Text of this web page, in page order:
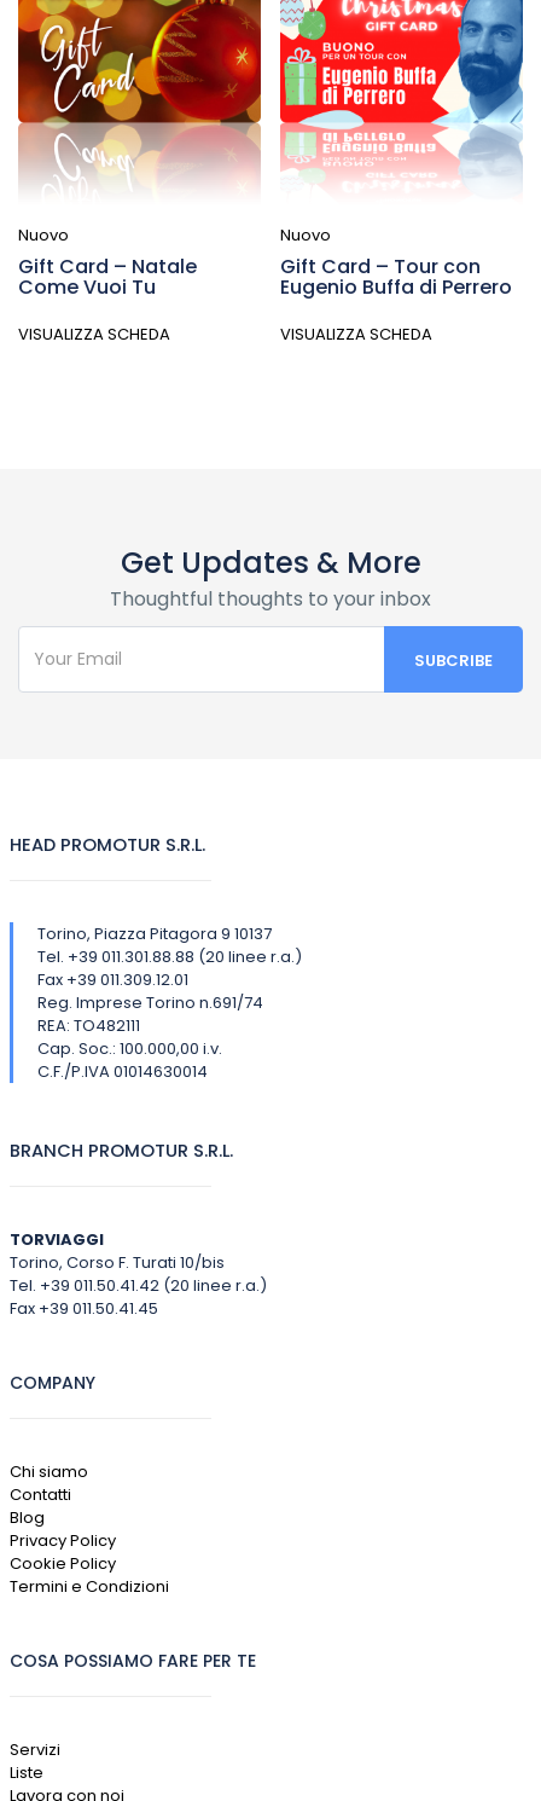
Nuovo
Gift Card – Natale
Come Vuoi Tu
VISUALIZZA SCHEDA
Nuovo
Gift Card – Tour con
Eugenio Buffa di Perrero
VISUALIZZA SCHEDA
Get Updates & More
Thoughtful thoughts to your inbox
HEAD PROMOTUR S.R.L.
Torino, Piazza Pitagora 9 10137
Tel. +39 011.301.88.88 (20 linee r.a.)
Fax +39 011.309.12.01
Reg. Imprese Torino n.691/74
REA: TO482111
Cap. Soc.: 100.000,00 i.v.
C.F./P.IVA 01014630014
BRANCH PROMOTUR S.R.L.
TORVIAGGI
Torino, Corso F. Turati 10/bis
Tel. +39 011.50.41.42 (20 linee r.a.)
Fax +39 011.50.41.45
COMPANY
Chi siamo
Contatti
Blog
Privacy Policy
Cookie Policy
Termini e Condizioni
COSA POSSIAMO FARE PER TE
Servizi
Liste
Lavora con noi